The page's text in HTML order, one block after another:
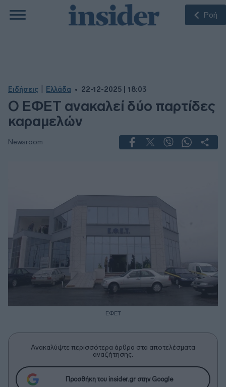
Ροή
Ειδήσεις Ελλάδα 22-12-2025 | 18:03
Ο ΕΦΕΤ ανακαλεί δύο παρτίδες
καραμελών
Newsroom
ΕΦΕΤ
Ανακαλύψτε περισσότερα άρθρα στα αποτελέσματα
αναζήτησης.
Προσθήκη του insider.gr στην Google